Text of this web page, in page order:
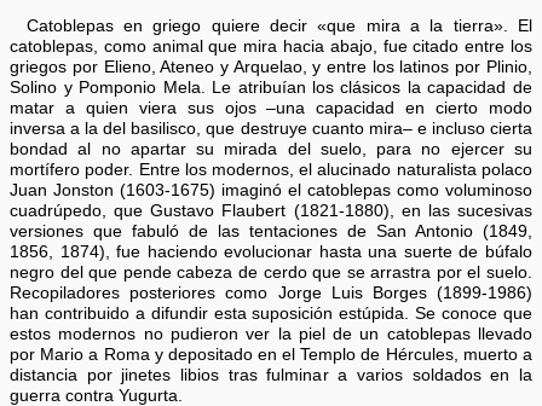
Catoblepas en griego quiere decir «que mira a la tierra». El
catoblepas, como animal que mira hacia abajo, fue citado entre los
griegos por Elieno, Ateneo y Arquelao, y entre los latinos por Plinio,
Solino y Pomponio Mela. Le atribuían los clásicos la capacidad de
matar a quien viera sus ojos –una capacidad en cierto modo
inversa a la del basilisco, que destruye cuanto mira– e incluso cierta
bondad al no apartar su mirada del suelo, para no ejercer su
mortífero poder. Entre los modernos, el alucinado naturalista polaco
Juan Jonston (1603-1675) imaginó el catoblepas como voluminoso
cuadrúpedo, que Gustavo Flaubert (1821-1880), en las sucesivas
versiones que fabuló de las tentaciones de San Antonio (1849,
1856, 1874), fue haciendo evolucionar hasta una suerte de búfalo
negro del que pende cabeza de cerdo que se arrastra por el suelo.
Recopiladores posteriores como Jorge Luis Borges (1899-1986)
han contribuido a difundir esta suposición estúpida. Se conoce que
estos modernos no pudieron ver la piel de un catoblepas llevado
por Mario a Roma y depositado en el Templo de Hércules, muerto a
distancia por jinetes libios tras fulminar a varios soldados en la
guerra contra Yugurta.